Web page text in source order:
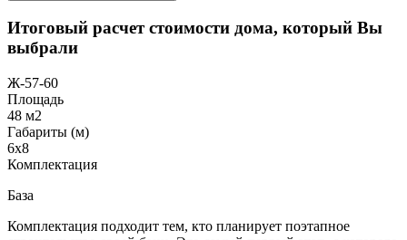
Итоговый расчет стоимости дома, который Вы
выбрали
Ж-57-60
Площадь
48 м2
Габариты (м)
6x8
Комплектация
База
Комплектация подходит тем, кто планирует поэтапное